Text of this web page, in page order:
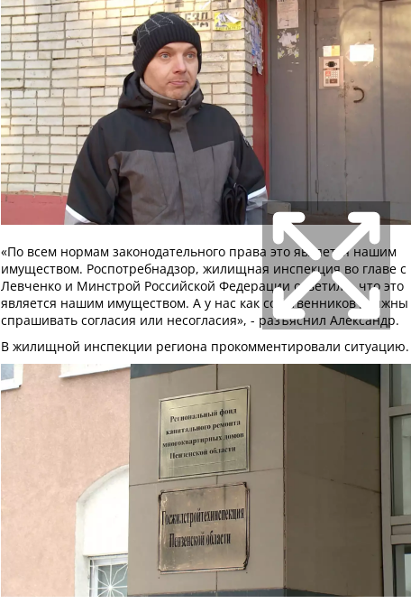
«По всем нормам законодательного права это является нашим
имуществом. Роспотребнадзор, жилищная инспекция во главе с
Левченко и Минстрой Российской Федерации ответили, что это
является нашим имуществом. А у нас как собственников должны
спрашивать согласия или несогласия», - разъяснил Александр.
В жилищной инспекции региона прокомментировали ситуацию.